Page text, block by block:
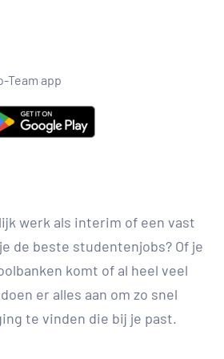
Team app
werk als interim of een vast
de beste studentenjobs? Of je
komt of al heel veel
er alles aan om zo snel
te vinden die bij je past.